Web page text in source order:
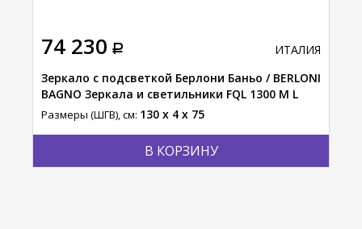
74 230
В КОРЗИНУ
ИТАЛИЯ
Зеркало с подсветкой Берлони Баньо / BERLONI
BAGNO Зеркала и светильники FQL 1300 M L
Размеры (ШГВ), см: 130 x 4 x 75